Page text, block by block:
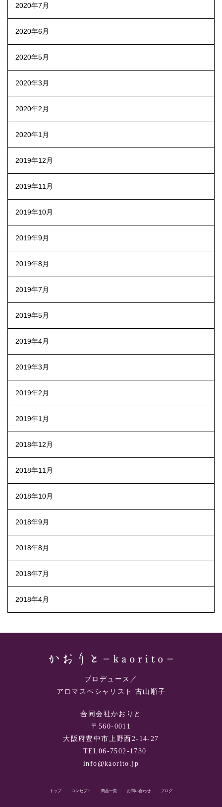
2020年7月
2020年6月
2020年5月
2020年3月
2020年2月
2020年1月
2019年12月
2019年11月
2019年10月
2019年9月
2019年8月
2019年7月
2019年5月
2019年4月
2019年3月
2019年2月
2019年1月
2018年12月
2018年11月
2018年10月
2018年9月
2018年8月
2018年7月
2018年4月
プロデュース／
アロマスペシャリスト 古山順子
合同会社かおりと
〒560-0011
大阪府豊中市上野西2-14-27
TEL06-7502-1730
info@kaorito.jp
トップ コンセプト 商品一覧 お問い合わせ ブログ